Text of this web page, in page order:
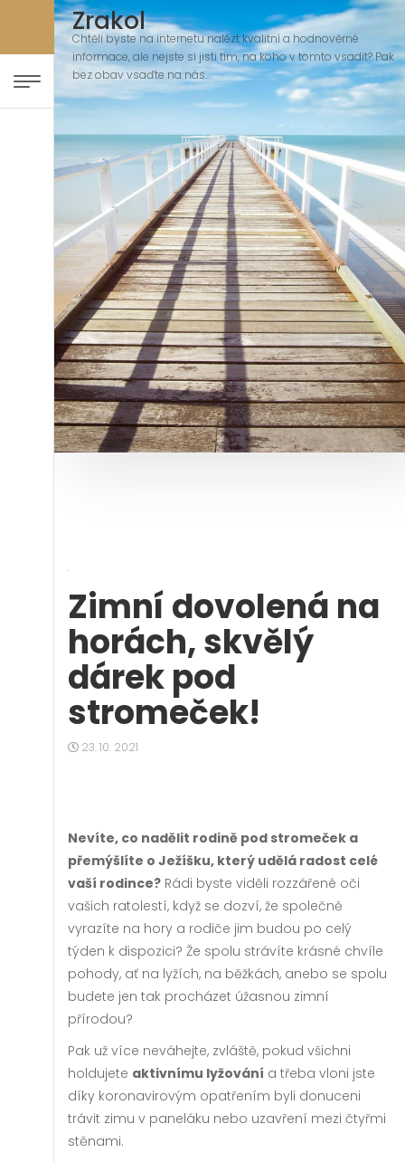
Zrakol
Chtěli byste na internetu nalézt kvalitní a hodnověrné
informace, ale nejste si jisti tím, na koho v tomto vsadit? Pak
bez obav vsaďte na nás.
Zimní dovolená na
horách, skvělý
dárek pod
stromeček!
23. 10. 2021
Nevíte, co nadělit rodině pod stromeček a
přemýšlíte o Ježíšku, který udělá radost celé
vaší rodince? Rádi byste viděli rozzářené oči
vašich ratolestí, když se dozví, že společně
vyrazíte na hory a rodiče jim budou po celý
týden k dispozici? Že spolu strávíte krásné chvíle
pohody, ať na lyžích, na běžkách, anebo se spolu
budete jen tak procházet úžasnou zimní
přírodou?
Pak už více neváhejte, zvláště, pokud všichni
holdujete aktivnímu lyžování a třeba vloni jste
díky koronavirovým opatřením byli donuceni
trávit zimu v paneláku nebo uzavření mezi čtyřmi
stěnami.